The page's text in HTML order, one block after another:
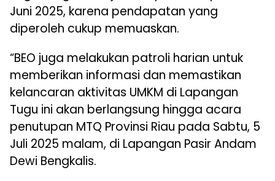
Juni 2025, karena pendapatan yang
diperoleh cukup memuaskan.
“BEO juga melakukan patroli harian untuk
memberikan informasi dan memastikan
kelancaran aktivitas UMKM di Lapangan
Tugu ini akan berlangsung hingga acara
penutupan MTQ Provinsi Riau pada Sabtu, 5
Juli 2025 malam, di Lapangan Pasir Andam
Dewi Bengkalis.